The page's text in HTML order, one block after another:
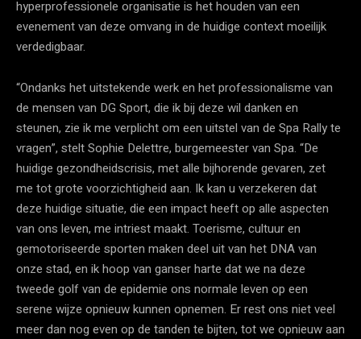
hyperprofessionele organisatie is het houden van een
evenement van deze omvang in de huidige context moeilijk
verdedigbaar.
“Ondanks het uitstekende werk en het professionalisme van
de mensen van DG Sport, die ik bij deze wil danken en
steunen, zie ik me verplicht om een uitstel van de Spa Rally te
vragen”, stelt Sophie Delettre, burgemeester van Spa. “De
huidige gezondheidscrisis, met alle bijhorende gevaren, zet
me tot grote voorzichtigheid aan. Ik kan u verzekeren dat
deze huidige situatie, die een impact heeft op alle aspecten
van ons leven, me intriest maakt. Toerisme, cultuur en
gemotoriseerde sporten maken deel uit van het DNA van
onze stad, en ik hoop van ganser harte dat we na deze
tweede golf van de epidemie ons normale leven op een
serene wijze opnieuw kunnen opnemen. Er rest ons niet veel
meer dan nog even op de tanden te bijten, tot we opnieuw aan